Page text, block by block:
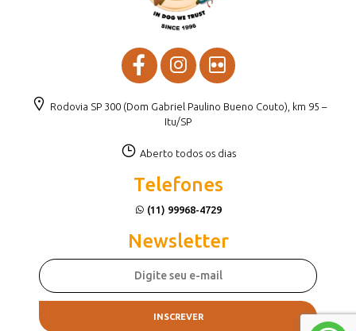
Rodovia SP 300 (Dom Gabriel Paulino Bueno Couto), km 95 –
Itu/SP
Aberto todos os dias
Telefones
(11) 99968-4729
Newsletter
INSCREVER